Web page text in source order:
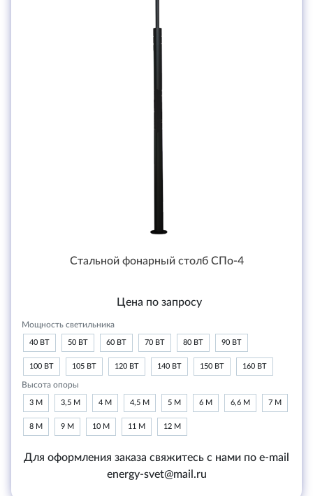
Стальной фонарный столб СПо-4
Цена по запросу
Мощность светильника
40 ВТ 50 ВТ 60 ВТ 70 ВТ 80 ВТ 90 ВТ
100 ВТ 105 ВТ 120 ВТ 140 ВТ 150 ВТ 160 ВТ
Высота опоры
3 М 3,5 М 4 М 4,5 М 5 М 6 М 6,6 М 7 М
8 М 9 М 10 М 11 М 12 М
Для оформления заказа свяжитесь с нами по e-mail
energy-svet@mail.ru